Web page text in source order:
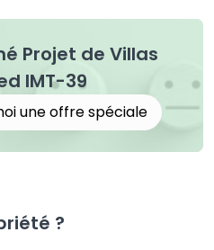
Projet de Villas
IMT-39
une offre spéciale
?